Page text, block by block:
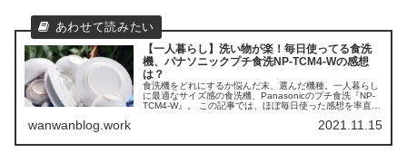
【一人暮らし】洗い物が楽！毎日使ってる食洗
機、パナソニックプチ食洗NP-TCM4-Wの感想
は？
食洗機をどれにするか悩んだ末、選んだ機種。一人暮らし
に最適なサイズ感の食洗機、Panasonicのプチ食洗『NP-
TCM4-W』。 この記事では、ほぼ毎日使った感想を率直に
TCM4-W』気になっている人は参考にしてみてください。
wanwanblog.work 2021.11.15